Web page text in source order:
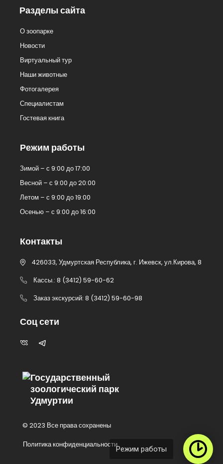
Режим работы
Государственный
зоологический парк
Удмуртии
© 2023 Все права сохранены
Политика конфиденциальности
Разделы сайта
О зоопарке
Новости
Виртуальный тур
Наши животные
Фотогалерея
Специалистам
Гостевая книга
Режим работы
Зимой – с 9:00 до 17:00
Весной – с 9:00 до 20:00
Летом – с 9:00 до 19:00
Осенью – с 9:00 до 16:00
Контакты
426033, Удмуртская Республика, г. Ижевск, ул.Кирова, 8
Кассы.: 8 (3412) 59-60-62
Заказ экскурсий: 8 (3412) 59-60-98
Соц сети